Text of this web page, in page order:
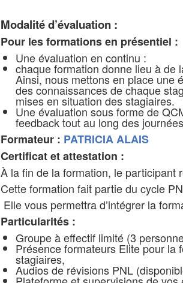
Modalité d’évaluation :
Pour les formations en présentiel :
Une évaluation en continu :
chaque formation donne lieu à de
Ainsi, nous mettons en place une
des connaissances de chaque
mises en situation des stagiaires.
Une évaluation sous forme de
feedback tout au long des
Formateur : PATRICIA ALAIS
Certificat et attestation :
À la fin de la formation, le participant
Cette formation fait partie du cycle
Elle vous permettra d’intégrer la
Particularités :
Groupe à effectif limité (3
Présence formateurs Elite pour la
stagiaires,
Audios de révisions PNL